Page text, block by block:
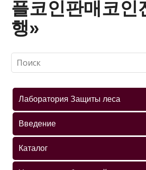
플코인판매코인
행»
Лаборатория Защиты леса
Введение
Каталог